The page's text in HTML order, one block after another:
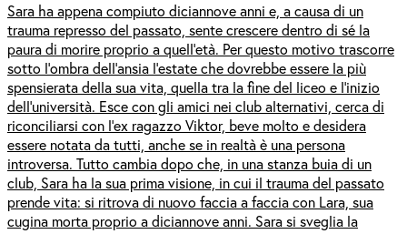
Sara ha appena compiuto diciannove anni e, a causa di un
trauma represso del passato, sente crescere dentro di sé la
paura di morire proprio a quell’età. Per questo motivo trascorre
sotto l’ombra dell’ansia l’estate che dovrebbe essere la più
spensierata della sua vita, quella tra la fine del liceo e l’inizio
dell’università. Esce con gli amici nei club alternativi, cerca di
riconciliarsi con l’ex ragazzo Viktor, beve molto e desidera
essere notata da tutti, anche se in realtà è una persona
introversa. Tutto cambia dopo che, in una stanza buia di un
club, Sara ha la sua prima visione, in cui il trauma del passato
prende vita: si ritrova di nuovo faccia a faccia con Lara, sua
cugina morta proprio a diciannove anni. Sara si sveglia la